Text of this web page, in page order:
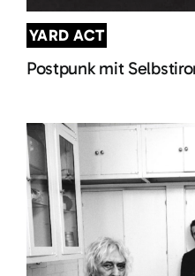
YARD ACT
Postpunk mit